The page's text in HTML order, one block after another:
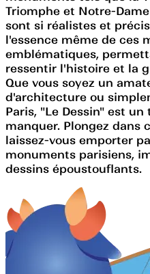
Triomphe et Notre-
sont si réalistes et
l'essence même de ces
emblématiques,
ressentir l'histoire et la
Que vous soyez un
d'architecture ou
Paris, "Le Dessin" est
manquer. Plongez dans
laissez-vous emporter
monuments parisiens,
dessins époustouflants.